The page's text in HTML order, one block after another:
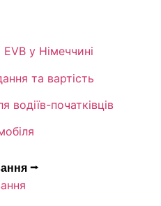
у Німеччині
та вартість
водіїв-початківців
⭢